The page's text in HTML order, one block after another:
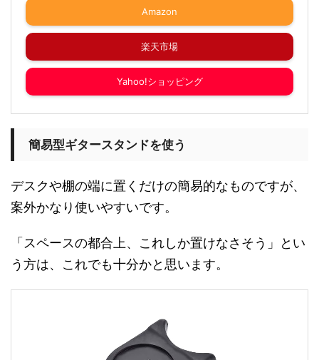
Amazon
楽天市場
Yahoo!ショッピング
簡易型ギタースタンドを使う
デスクや棚の端に置くだけの簡易的なものですが、
案外かなり使いやすいです。
「スペースの都合上、これしか置けなさそう」とい
う方は、これでも十分かと思います。